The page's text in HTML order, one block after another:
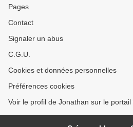
Pages
Contact
Signaler un abus
C.G.U.
Cookies et données personnelles
Préférences cookies
Voir le profil de Jonathan sur le portail